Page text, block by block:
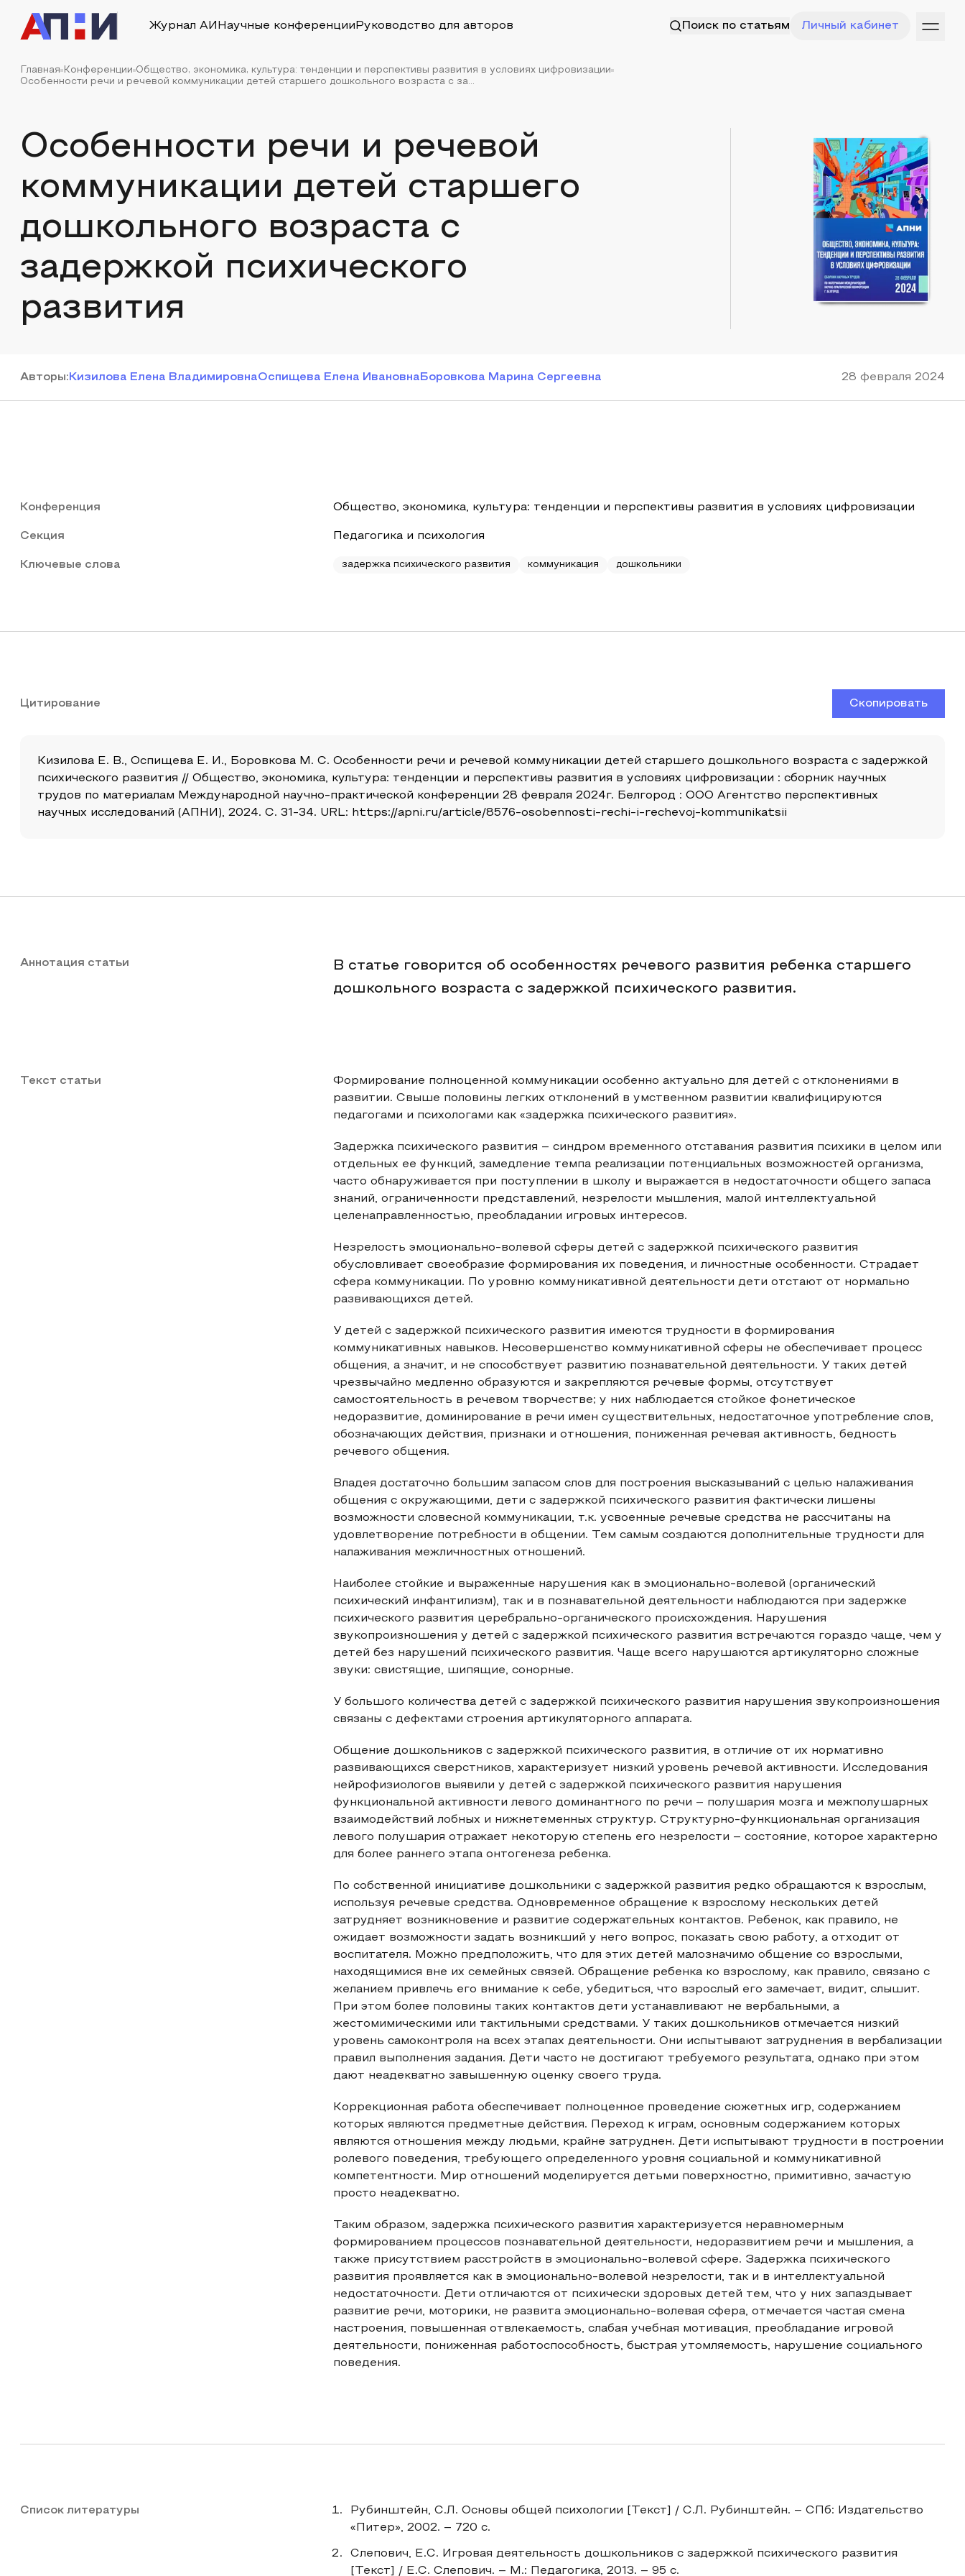
Журнал АИ Научные конференции Руководство для авторов Поиск по статьям Личный кабинет
Главная Конференции Общество, экономика, культура: тенденции и перспективы развития в условиях цифровизации
Особенности речи и речевой коммуникации детей старшего дошкольного возраста с за...
Особенности речи и речевой
коммуникации детей старшего
дошкольного возраста с
задержкой психического
развития
Авторы: Кизилова Елена ВладимировнаОспищева Елена Ивановна Боровкова Марина Сергеевна 28 февраля 2024
Конференция Общество, экономика, культура: тенденции и перспективы развития в условиях цифровизации
Секция Педагогика и психология
Ключевые слова задержка психического развития коммуникация дошкольники
Цитирование Скопировать
Кизилова Е. В., Оспищева Е. И., Боровкова М. С. Особенности речи и речевой коммуникации детей старшего дошкольного возраста с задержкой
психического развития // Общество, экономика, культура: тенденции и перспективы развития в условиях цифровизации : сборник научных
трудов по материалам Международной научно-практической конференции 28 февраля 2024г. Белгород : ООО Агентство перспективных
научных исследований (АПНИ), 2024. С. 31-34. URL: https://apni.ru/article/8576-osobennosti-rechi-i-rechevoj-kommunikatsii
Аннотация статьи
В статье говорится об особенностях речевого развития ребенка старшего
дошкольного возраста с задержкой психического развития.
Текст статьи
Формирование полноценной коммуникации особенно актуально для детей с отклонениями в
развитии. Свыше половины легких отклонений в умственном развитии квалифицируются
педагогами и психологами как «задержка психического развития».
Задержка психического развития – синдром временного отставания развития психики в целом или
отдельных ее функций, замедление темпа реализации потенциальных возможностей организма,
часто обнаруживается при поступлении в школу и выражается в недостаточности общего запаса
знаний, ограниченности представлений, незрелости мышления, малой интеллектуальной
целенаправленностью, преобладании игровых интересов.
Незрелость эмоционально-волевой сферы детей с задержкой психического развития
обусловливает своеобразие формирования их поведения, и личностные особенности. Страдает
сфера коммуникации. По уровню коммуникативной деятельности дети отстают от нормально
развивающихся детей.
У детей с задержкой психического развития имеются трудности в формирования
коммуникативных навыков. Несовершенство коммуникативной сферы не обеспечивает процесс
общения, а значит, и не способствует развитию познавательной деятельности. У таких детей
чрезвычайно медленно образуются и закрепляются речевые формы, отсутствует
самостоятельность в речевом творчестве; у них наблюдается стойкое фонетическое
недоразвитие, доминирование в речи имен существительных, недостаточное употребление слов,
обозначающих действия, признаки и отношения, пониженная речевая активность, бедность
речевого общения.
Владея достаточно большим запасом слов для построения высказываний с целью налаживания
общения с окружающими, дети с задержкой психического развития фактически лишены
возможности словесной коммуникации, т.к. усвоенные речевые средства не рассчитаны на
удовлетворение потребности в общении. Тем самым создаются дополнительные трудности для
налаживания межличностных отношений.
Наиболее стойкие и выраженные нарушения как в эмоционально-волевой (органический
психический инфантилизм), так и в познавательной деятельности наблюдаются при задержке
психического развития церебрально-органического происхождения. Нарушения
звукопроизношения у детей с задержкой психического развития встречаются гораздо чаще, чем у
детей без нарушений психического развития. Чаще всего нарушаются артикуляторно сложные
звуки: свистящие, шипящие, сонорные.
У большого количества детей с задержкой психического развития нарушения звукопроизношения
связаны с дефектами строения артикуляторного аппарата.
Общение дошкольников с задержкой психического развития, в отличие от их нормативно
развивающихся сверстников, характеризует низкий уровень речевой активности. Исследования
нейрофизиологов выявили у детей с задержкой психического развития нарушения
функциональной активности левого доминантного по речи – полушария мозга и межполушарных
взаимодействий лобных и нижнетеменных структур. Структурно-функциональная организация
левого полушария отражает некоторую степень его незрелости – состояние, которое характерно
для более раннего этапа онтогенеза ребенка.
По собственной инициативе дошкольники с задержкой развития редко обращаются к взрослым,
используя речевые средства. Одновременное обращение к взрослому нескольких детей
затрудняет возникновение и развитие содержательных контактов. Ребенок, как правило, не
ожидает возможности задать возникший у него вопрос, показать свою работу, а отходит от
воспитателя. Можно предположить, что для этих детей малозначимо общение со взрослыми,
находящимися вне их семейных связей. Обращение ребенка ко взрослому, как правило, связано с
желанием привлечь его внимание к себе, убедиться, что взрослый его замечает, видит, слышит.
При этом более половины таких контактов дети устанавливают не вербальными, а
жестомимическими или тактильными средствами. У таких дошкольников отмечается низкий
уровень самоконтроля на всех этапах деятельности. Они испытывают затруднения в вербализации
правил выполнения задания. Дети часто не достигают требуемого результата, однако при этом
дают неадекватно завышенную оценку своего труда.
Коррекционная работа обеспечивает полноценное проведение сюжетных игр, содержанием
которых являются предметные действия. Переход к играм, основным содержанием которых
являются отношения между людьми, крайне затруднен. Дети испытывают трудности в построении
ролевого поведения, требующего определенного уровня социальной и коммуникативной
компетентности. Мир отношений моделируется детьми поверхностно, примитивно, зачастую
просто неадекватно.
Таким образом, задержка психического развития характеризуется неравномерным
формированием процессов познавательной деятельности, недоразвитием речи и мышления, а
также присутствием расстройств в эмоционально-волевой сфере. Задержка психического
развития проявляется как в эмоционально-волевой незрелости, так и в интеллектуальной
недостаточности. Дети отличаются от психически здоровых детей тем, что у них запаздывает
развитие речи, моторики, не развита эмоционально-волевая сфера, отмечается частая смена
настроения, повышенная отвлекаемость, слабая учебная мотивация, преобладание игровой
деятельности, пониженная работоспособность, быстрая утомляемость, нарушение социального
поведения.
Список литературы
Рубинштейн, С.Л. Основы общей психологии [Текст] / С.Л. Рубинштейн. – СПб: Издательство
«Питер», 2002. – 720 с.
Слепович, Е.С. Игровая деятельность дошкольников с задержкой психического развития
[Текст] / Е.С. Слепович. – М.: Педагогика, 2013. – 95 с.